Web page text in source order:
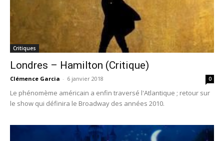
Critiques
Londres – Hamilton (Critique)
Clémence Garcia - 6 janvier 2018 0
Le phénomème américain a enfin traversé l'Atlantique ; retour sur
le show qui définira le Broadway des années 2010.